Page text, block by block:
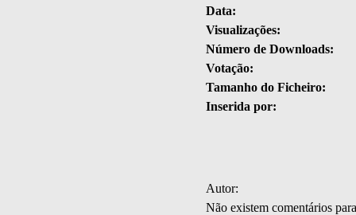
Data:
Visualizações:
Número de Downloads:
Votação:
Tamanho do Ficheiro:
Inserida por:
Autor:
Não existem comentários